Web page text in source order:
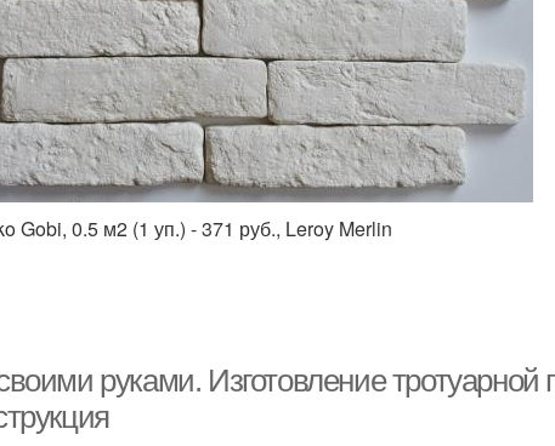
Gobi, 0.5 м2 (1 уп.) - 371 руб., Leroy Merlin
руками. Изготовление тротуарной